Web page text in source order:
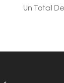
Un Total De